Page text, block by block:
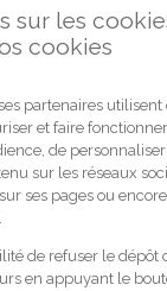
ma
GAN
Qui
sur les
cookies
partenaires
et faire
de
sur les réseaux
ses pages ou
de refuser le dépôt
en appuyant le